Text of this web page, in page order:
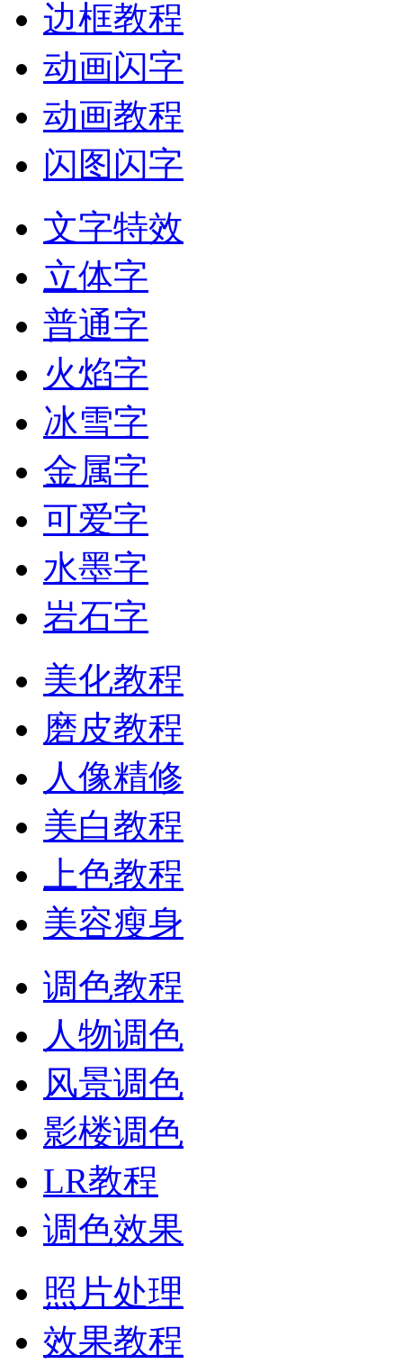
边框教程
动画闪字
动画教程
闪图闪字
文字特效
立体字
普通字
火焰字
冰雪字
金属字
可爱字
水墨字
岩石字
美化教程
磨皮教程
人像精修
美白教程
上色教程
美容瘦身
调色教程
人物调色
风景调色
影楼调色
LR教程
调色效果
照片处理
效果教程